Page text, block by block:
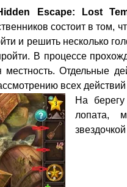
Escape: Lost
состоит в том,
и решить несколько
В процессе
местность. Отдельные
всех
На
лопата,